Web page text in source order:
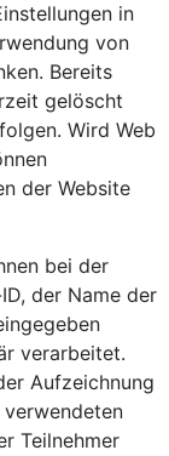
in
von
Bereits
gelöscht
Wird Web
der Website
bei der
der Name der
verarbeitet.
Aufzeichnung
Teilnehmer